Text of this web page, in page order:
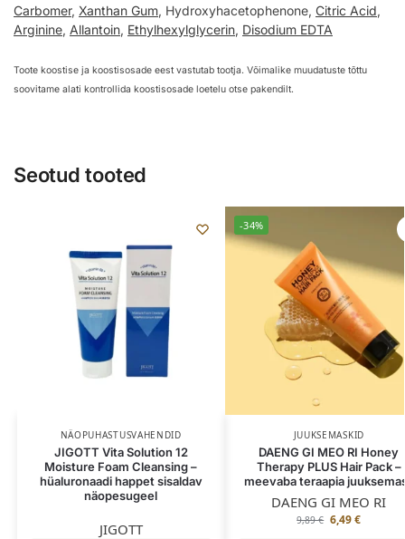
Carbomer, Xanthan Gum, Hydroxyhacetophenone, Citric Acid,
Arginine, Allantoin, Ethylhexylglycerin, Disodium EDTA
Toote koostise ja koostisosade eest vastutab tootja. Võimalike muudatuste tõttu
soovitame alati kontrollida koostisosade loetelu otse pakendilt.
Seotud tooted
NÄOPUHASTUSVAHENDID
JIGOTT Vita Solution 12
Moisture Foam Cleansing –
hüaluronaadi happet sisaldav
näopesugeel
JIGOTT
-34%
JUUKSEMASKID
DAENG GI MEO RI Honey
Therapy PLUS Hair Pack –
meevaba teraapia
DAENG GI MEO RI
9,89€ 6,49€